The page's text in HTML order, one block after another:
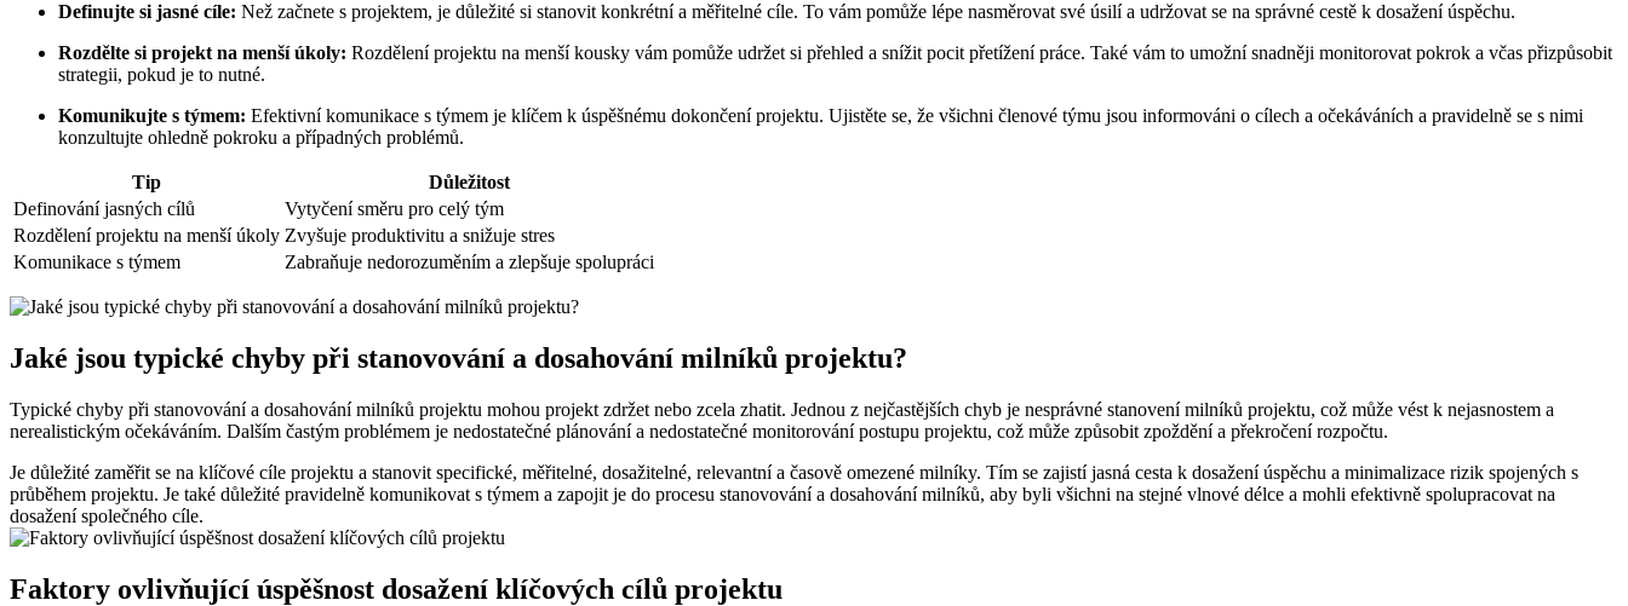
Definujte si jasné cíle: Než začnete s projektem, je důležité si stanovit konkrétní a měřitelné cíle. To vám pomůže lépe nasměrovat své úsilí a udržovat se na správné cestě k dosažení úspěchu.
Rozdělte si projekt na menší úkoly: Rozdělení projektu na menší kousky vám pomůže udržet si přehled a snížit pocit přetížení práce. Také vám to umožní snadněji monitorovat pokrok a včas přizpůsobit
strategii, pokud je to nutné.
Komunikujte s týmem: Efektivní komunikace s týmem je klíčem k úspěšnému dokončení projektu. Ujistěte se, že všichni členové týmu jsou informováni o cílech a očekáváních a pravidelně se s nimi
konzultujte ohledně pokroku a případných problémů.
Tip
Důležitost
Definování jasných cílů
Vytyčení směru pro celý tým
Rozdělení projektu na menší úkoly Zvyšuje produktivitu a snižuje stres
Komunikace s týmem
Zabraňuje nedorozuměním a zlepšuje spolupráci
Jaké jsou typické chyby při stanovování a dosahování milníků projektu?
Typické chyby při stanovování a dosahování milníků projektu mohou projekt zdržet nebo zcela zhatit. Jednou z nejčastějších chyb je nesprávné stanovení milníků projektu, což může vést k nejasnostem a
nerealistickým očekáváním. Dalším častým problémem je nedostatečné plánování a nedostatečné monitorování postupu projektu, což může způsobit zpoždění a překročení rozpočtu.
Je důležité zaměřit se na klíčové cíle projektu a stanovit specifické, měřitelné, dosažitelné, relevantní a časově omezené milníky. Tím se zajistí jasná cesta k dosažení úspěchu a minimalizace rizik spojených s
průběhem projektu. Je také důležité pravidelně komunikovat s týmem a zapojit je do procesu stanovování a dosahování milníků, aby byli všichni na stejné vlnové délce a mohli efektivně spolupracovat na
dosažení společného cíle.
Faktory ovlivňující úspěšnost dosažení klíčových cílů projektu